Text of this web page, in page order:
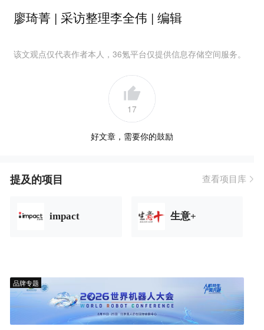
廖琦菁 | 采访整理李全伟 | 编辑
该文观点仅代表作者本人，36氪平台仅提供信息存储空间服务。
17
好文章，需要你的鼓励
提及的项目 查看项目库
impact 生意+
品牌专题